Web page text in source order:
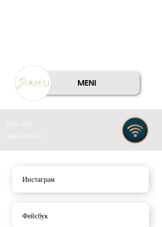
MENI
Имя сети:
пароль Wi-Fi:
Инстаграм
Фейсбук